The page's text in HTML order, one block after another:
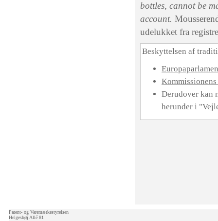
bottles, cannot be
account.
udelukket fra
Beskyttelsen af
Derudover kan
herunder i "
Patent- og Varemærkestyrelsen
Helgeshøj Allé 81